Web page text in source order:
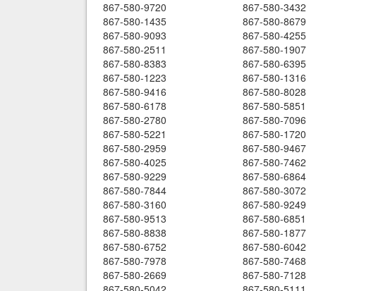
867-580-9720
867-580-3432
867-580-1435
867-580-8679
867-580-9093
867-580-4255
867-580-2511
867-580-1907
867-580-8383
867-580-6395
867-580-1223
867-580-1316
867-580-9416
867-580-8028
867-580-6178
867-580-5851
867-580-2780
867-580-7096
867-580-5221
867-580-1720
867-580-2959
867-580-9467
867-580-4025
867-580-7462
867-580-9229
867-580-6864
867-580-7844
867-580-3072
867-580-3160
867-580-9249
867-580-9513
867-580-6851
867-580-8838
867-580-1877
867-580-6752
867-580-6042
867-580-7978
867-580-7468
867-580-2669
867-580-7128